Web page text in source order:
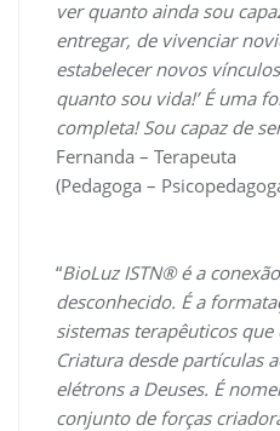
ver quanto ainda sou
entregar, de vivenciar
estabelecer novos
quanto sou vida!’ É uma
completa! Sou capaz de
Fernanda – Terapeuta
(Pedagoga –
“BioLuz ISTN® é a
desconhecido. É a
sistemas terapêuticos
Criatura desde partículas
elétrons a Deuses. É
conjunto de forças